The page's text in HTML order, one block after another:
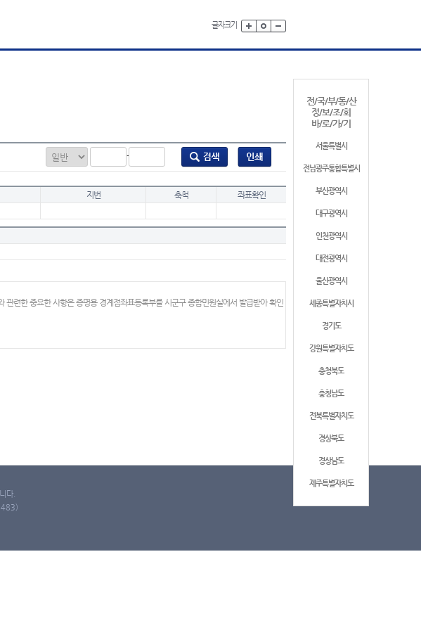
글자크기
전/국/부/동/산
정/보/조/회
바/로/가/기
서울특별시
전남광주통합특별시
부산광역시
대구광역시
인천광역시
대전광역시
울산광역시
세종특별자치시
경기도
강원특별자치도
충청북도
충청남도
전북특별자치도
경상북도
경상남도
제주특별자치도
-
지번 축척 좌표확인
련한 중요한 사항은 증명용 경계점좌표등록부를 시군구 종합민원실에서 발급받아 확인
다.